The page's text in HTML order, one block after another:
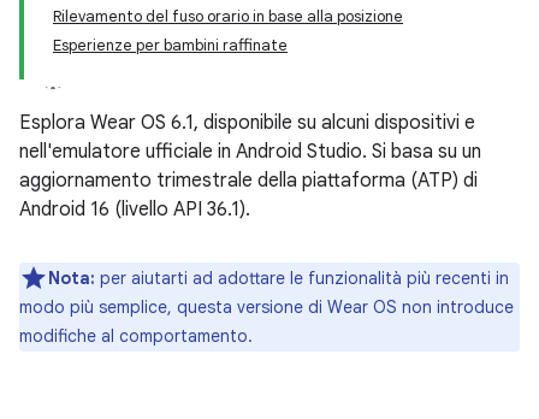
Rilevamento del fuso orario in base alla posizione
Esperienze per bambini raffinate
Esplora Wear OS 6.1, disponibile su alcuni dispositivi e
nell'emulatore ufficiale in Android Studio. Si basa su un
aggiornamento trimestrale della piattaforma (ATP) di
Android 16 (livello API 36.1).
Nota: per aiutarti ad adottare le funzionalità più recenti in
modo più semplice, questa versione di Wear OS non introduce
modifiche al comportamento.